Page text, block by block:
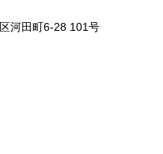
河田町6-28 101号